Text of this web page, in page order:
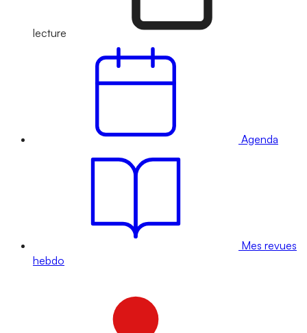
lecture
Agenda
Mes revues
hebdo